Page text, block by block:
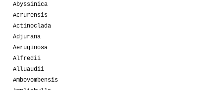
Abyssinica
Acrurensis
Actinoclada
Adjurana
Aeruginosa
Alfredii
Alluaudii
Ambovombensis